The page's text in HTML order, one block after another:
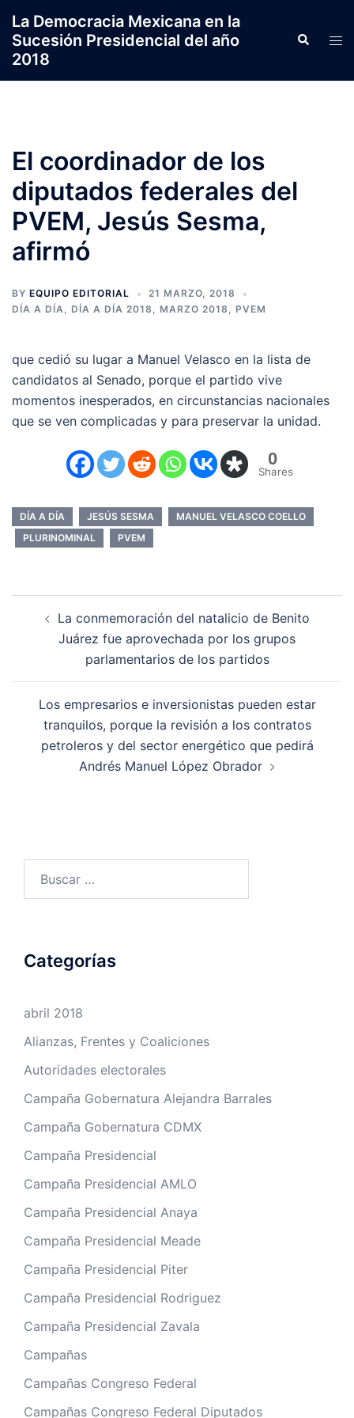
contenido
La Democracia Mexicana en la
Sucesión Presidencial del año
2018
Search
El coordinador de los
diputados federales del
PVEM, Jesús Sesma,
afirmó
BY EQUIPO EDITORIAL
21 MARZO, 2018
DÍA A DÍA, DÍA A DÍA 2018 , MARZO 2018 , PVEM
que cedió su lugar a Manuel Velasco en la lista de
candidatos al Senado, porque el partido vive
momentos inesperados, en circunstancias nacionales
que se ven complicadas y para preservar la unidad.
0
Shares
DÍA A DÍA JESÚS SESMA
MANUEL VELASCO COELLO
PLURINOMINAL
PVEM
entradas
La conmemoración del natalicio de Benito
Juárez fue aprovechada por los grupos
parlamentarios de los partidos
Los empresarios e inversionistas pueden estar
tranquilos, porque la revisión a los contratos
petroleros y del sector energético que pedirá
Andrés Manuel López Obrador
Categorías
abril 2018
Alianzas, Frentes y Coaliciones
Autoridades electorales
Campaña Gobernatura Alejandra Barrales
Campaña Gobernatura CDMX
Campaña Presidencial
Campaña Presidencial AMLO
Campaña Presidencial Anaya
Campaña Presidencial Meade
Campaña Presidencial Piter
Campaña Presidencial Rodriguez
Campaña Presidencial Zavala
Campañas
Campañas Congreso Federal
Campañas Congreso Federal Diputados